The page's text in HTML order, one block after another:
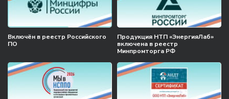
Включён в реестр Российского
ПО
Продукция НТП «ЭнергияЛаб»
включена в реестр
Минпромторга РФ